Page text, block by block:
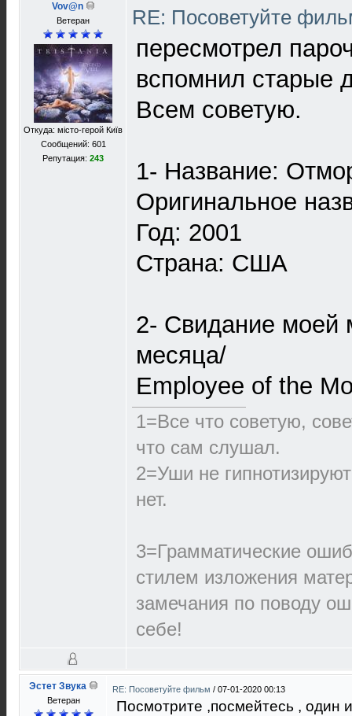
Vov@n
Ветеран
Откуда: місто-герой Київ
Сообщений: 601
Репутация: 243
RE: Посоветуйте
пересмотрел
вспомнил старые
Всем советую.
1- Название:
Оригинальное
Год: 2001
Страна: США
2- Свидание моей
месяца/
Employee of the
1=Все что советую,
что сам слушал.
2=Уши не
нет.
3=Грамматические
стилем изложения
замечания по поводу
себе!
Эстет Звука
Ветеран
RE: Посоветуйте фильм / 07-01-2020 00:13
Посмотрите ,посмейтесь , один